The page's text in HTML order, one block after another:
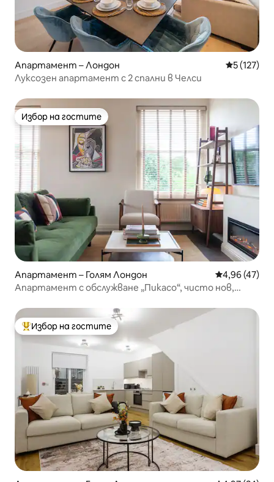
Апартамент – Лондон Средна
5 (127)
Луксозен апартамент с 2 спални в Челси
Избор на гостите
Избор на гостите
Апартамент – Голям Лондон Средна
4,96 (47)
Апартамент с обслужване „Пикасо“, чисто нов,
Най-популярен избор на гостите
Избор на гостите